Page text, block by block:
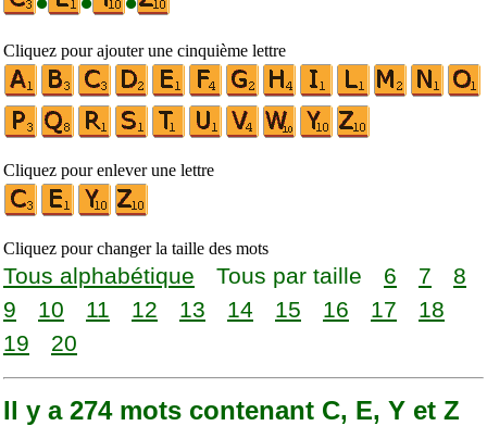
Cliquez pour ajouter une cinquième lettre
Cliquez pour enlever une lettre
Cliquez pour changer la taille des mots
Tous alphabétique Tous par taille 6 7
8
9
10 11 12 13 14 15 16 17
18
19
20
Il y a 274 mots contenant C, E, Y et Z